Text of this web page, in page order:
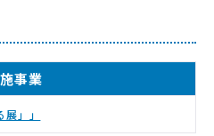
事業
」」